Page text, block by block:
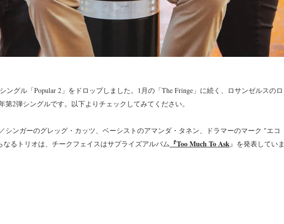
ングル「Popular 2」をドロップしました。1月の「The Fringe」に続く、ロサンゼルスのロ
第2弾シングルです。以下よりチェックしてみてください。
シンガーのグレッグ・カッツ、ベーシストのアマンダ・タネン、ドラマーのマーク "エコ
なるトリオは、チークフェイスはサプライズアルバム 『Too Much To Ask』を発表していま